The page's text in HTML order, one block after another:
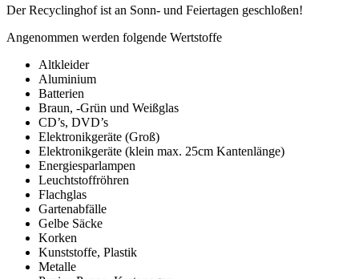
Der Recyclinghof ist an Sonn- und Feiertagen geschloßen!
Angenommen werden folgende Wertstoffe
Altkleider
Aluminium
Batterien
Braun, -Grün und Weißglas
CD’s, DVD’s
Elektronikgeräte (Groß)
Elektronikgeräte (klein max. 25cm Kantenlänge)
Energiesparlampen
Leuchtstoffröhren
Flachglas
Gartenabfälle
Gelbe Säcke
Korken
Kunststoffe, Plastik
Metalle